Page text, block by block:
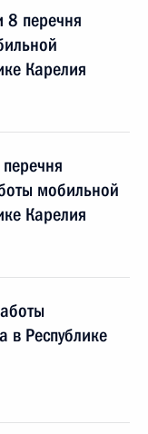
8 перечня
Карелия
мобильной
Карелия
в Республике